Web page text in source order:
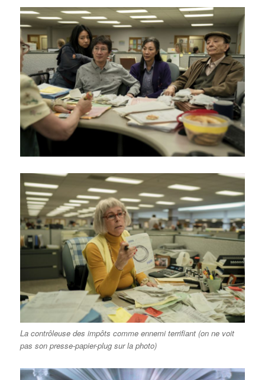
La contrôleuse des impôts comme ennemi terrifiant (on ne voit
pas son presse-papier-plug sur la photo)